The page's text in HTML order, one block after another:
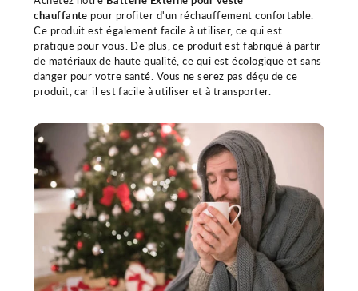
chauffante pour profiter d'un réchauffement confortable.
Ce produit est également facile à utiliser, ce qui est
pratique pour vous. De plus, ce produit est fabriqué à partir
de matériaux de haute qualité, ce qui est écologique et sans
danger pour votre santé. Vous ne serez pas déçu de ce
produit, car il est facile à utiliser et à transporter.